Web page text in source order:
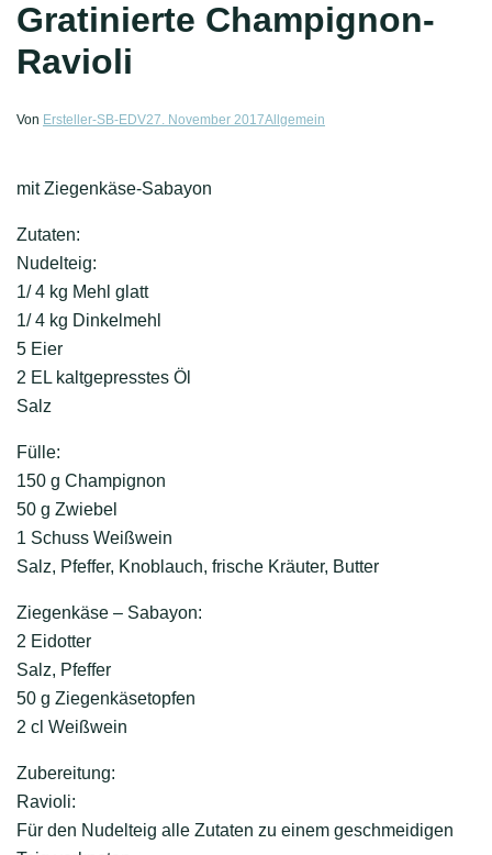
Gratinierte Champignon-
Ravioli
Von Ersteller-SB-EDV27. November 2017Allgemein
mit Ziegenkäse-Sabayon
Zutaten:
Nudelteig:
1/ 4 kg Mehl glatt
1/ 4 kg Dinkelmehl
5 Eier
2 EL kaltgepresstes Öl
Salz
Fülle:
150 g Champignon
50 g Zwiebel
1 Schuss Weißwein
Salz, Pfeffer, Knoblauch, frische Kräuter, Butter
Ziegenkäse – Sabayon:
2 Eidotter
Salz, Pfeffer
50 g Ziegenkäsetopfen
2 cl Weißwein
Zubereitung:
Ravioli:
Für den Nudelteig alle Zutaten zu einem geschmeidigen